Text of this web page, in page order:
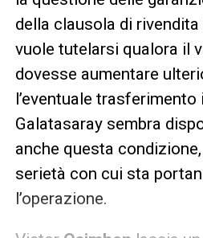
della clausola di
vuole tutelarsi qualora il
dovesse aumentare
l’eventuale trasferimento
Galatasaray sembra
anche questa
serietà con cui sta
l’operazione.